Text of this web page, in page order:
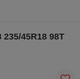
45R18 98T